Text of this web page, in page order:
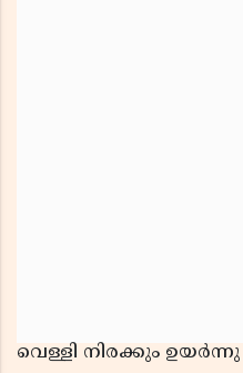
വെള്ളി നിരക്കും ഉയര്‍ന്നു